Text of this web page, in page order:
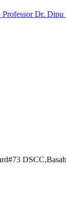
Dr. Dipu